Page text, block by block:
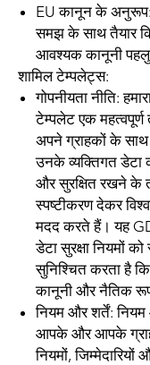
EU कानून के अनुरूप:
समझ के साथ तैयार
आवश्यक कानूनी
शामिल टेम्पलेट्स:
गोपनीयता नीति:
टेम्पलेट एक
अपने ग्राहकों के साथ
उनके व्यक्तिगत डेटा
और सुरक्षित रखने के
स्पष्टीकरण देकर
मदद करते हैं। यह
डेटा सुरक्षा नियमों
सुनिश्चित करता है
कानूनी और नैतिक
नियम और शर्तें: नियम
आपके और आपके
नियमों,